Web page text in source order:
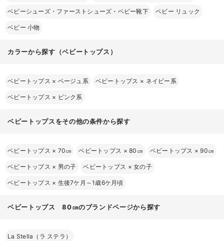
ベビーシューズ・ファーストシューズ・ベビー靴下 ベビー リュック
ベビー 小物
カラーから探す（ベビートップス）
ベビートップス × ベージュ系 ベビートップス × ネイビー系
ベビートップス × ピンク系
ベビートップスをその他の条件から探す
ベビートップス × 70㎝ ベビートップス ×80㎝ ベビートップス ×90㎝
ベビートップス × 男の子 ベビートップス ×女の子
ベビートップス × 生後7ケ月～1歳6ケ月頃
ベビートップス 80㎝のブランドページから探す
La Stella（ラ ステラ）